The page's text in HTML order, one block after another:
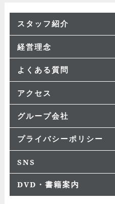
スタッフ紹介
経営理念
よくある質問
アクセス
グループ会社
プライバシーポリシー
SNS
DVD・書籍案内